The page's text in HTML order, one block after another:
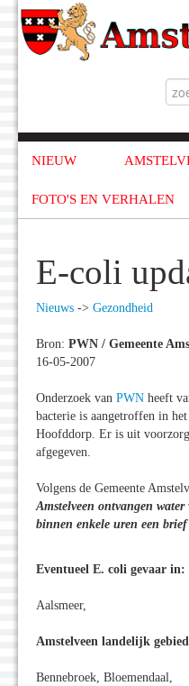
NIEUW
FOTO'S EN VERHALEN
E-coli
Nieuws -> Gezondheid
Bron: PWN / Gemeente
16-05-2007
Onderzoek van PWN heeft
bacterie is aangetroffen in
Hoofddorp. Er is uit
afgegeven.
Volgens de Gemeente
Amstelveen ontvangen
binnen enkele uren een brief
Eventueel E. coli gevaar in:
Aalsmeer,
Amstelveen landelijk gebied
Bennebroek, Bloemendaal,